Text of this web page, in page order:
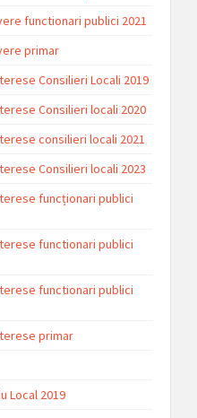
functionari publici 2021
primar
Consilieri Locali 2019
Consilieri locali 2020
consilieri locali 2021
Consilieri locali 2023
funcționari publici
functionari publici
functionari publici
primar
Local 2019